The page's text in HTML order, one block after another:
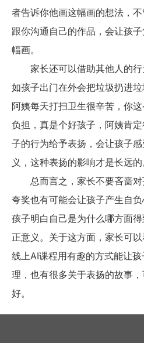
者告诉你他画这幅画的想法，
跟你沟通自己的作品，会让孩
幅画。
家长还可以借助其他人的行
如孩子出门在外会把垃圾扔进
阿姨每天打扫卫生很辛苦，你
负担，真是个好孩子，阿姨肯
子的行为给予表扬，会让孩子
义，这种表扬的影响才是长远的
总而言之，家长不要吝啬对
夸奖也有可能会让孩子产生自
孩子明白自己是为什么哪方面
正意义。关于这方面，家长可
线上AI课程用有趣的方式能让
理，也有很多关于表扬的故事
好。